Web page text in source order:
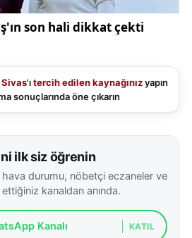
Sivas'ıtercih edilen kaynağınızyapın
sonuçlarında öne çıkarın
ilk siz öğrenin
durumu, nöbetçi eczaneler ve
kanaldan anında.
Kanalı KATIL